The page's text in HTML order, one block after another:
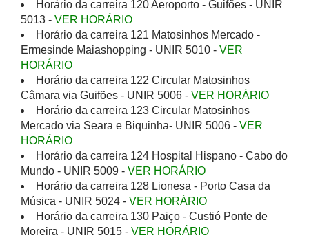
Horário da carreira 120 Aeroporto - Guifões - UNIR
5013 - VER HORÁRIO
Horário da carreira 121 Matosinhos Mercado -
Ermesinde Maiashopping - UNIR 5010 - VER
HORÁRIO
Horário da carreira 122 Circular Matosinhos
Câmara via Guifões - UNIR 5006 - VER HORÁRIO
Horário da carreira 123 Circular Matosinhos
Mercado via Seara e Biquinha- UNIR 5006 - VER
HORÁRIO
Horário da carreira 124 Hospital Hispano - Cabo do
Mundo - UNIR 5009 - VER HORÁRIO
Horário da carreira 128 Lionesa - Porto Casa da
Música - UNIR 5024 - VER HORÁRIO
Horário da carreira 130 Paiço - Custió Ponte de
Moreira - UNIR 5015 - VER HORÁRIO